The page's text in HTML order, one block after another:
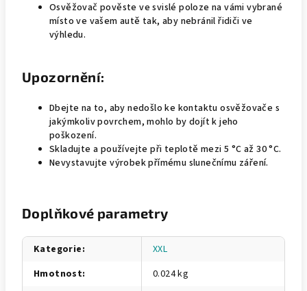
Osvěžovač pověste ve svislé poloze na vámi vybrané
místo ve vašem autě tak, aby nebránil řidiči ve
výhledu.
Upozornění:
Dbejte na to, aby nedošlo ke kontaktu osvěžovače s
jakýmkoliv povrchem, mohlo by dojít k jeho
poškození.
Skladujte a používejte při teplotě mezi 5 °C až 30 °C.
Nevystavujte výrobek přímému slunečnímu záření.
Doplňkové parametry
Kategorie:
XXL
Hmotnost:
0.024 kg